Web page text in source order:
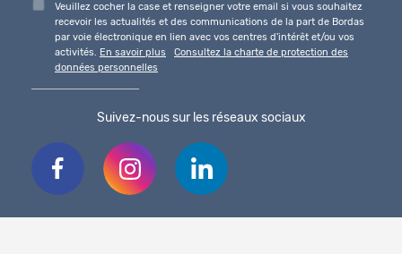
Veuillez cocher la case et renseigner votre email si vous souhaitez
recevoir les actualités et des communications de la part de Bordas
par voie électronique en lien avec vos centres d'intérêt et/ou vos
activités.
En savoir plus
Consultez la charte de protection des
données personnelles
Suivez-nous sur les réseaux sociaux